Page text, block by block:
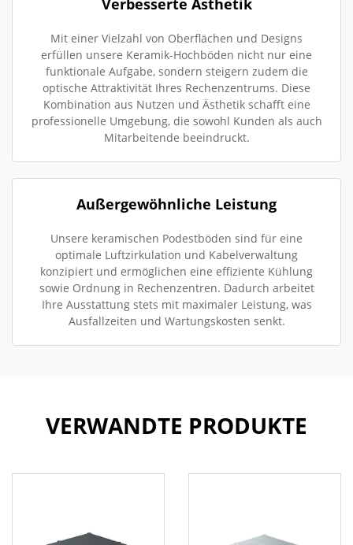
Verbesserte Ästhetik
Mit einer Vielzahl von Oberflächen und Designs
erfüllen unsere Keramik-Hochböden nicht nur eine
funktionale Aufgabe, sondern steigern zudem die
optische Attraktivität Ihres Rechenzentrums. Diese
Kombination aus Nutzen und Ästhetik schafft eine
professionelle Umgebung, die sowohl Kunden als auch
Mitarbeitende beeindruckt.
Außergewöhnliche Leistung
Unsere keramischen Podestböden sind für eine
optimale Luftzirkulation und Kabelverwaltung
konzipiert und ermöglichen eine effiziente Kühlung
sowie Ordnung in Rechenzentren. Dadurch arbeitet
Ihre Ausstattung stets mit maximaler Leistung, was
Ausfallzeiten und Wartungskosten senkt.
VERWANDTE PRODUKTE